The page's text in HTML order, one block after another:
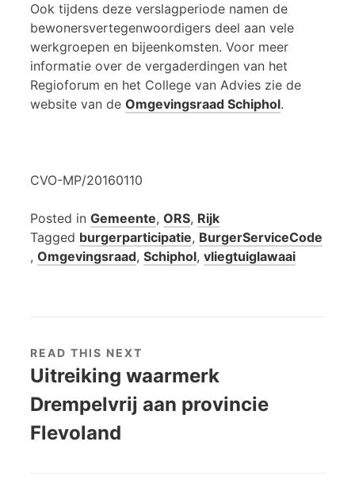
Ook tijdens deze verslagperiode namen de
bewonersvertegenwoordigers deel aan vele
werkgroepen en bijeenkomsten. Voor meer
informatie over de vergaderdingen van het
Regioforum en het College van Advies zie de
website van de Omgevingsraad Schiphol.
CVO-MP/20160110
Posted in Gemeente, ORS, Rijk
Tagged burgerparticipatie, BurgerServiceCode
, Omgevingsraad, Schiphol, vliegtuiglawaai
READ THIS NEXT
Uitreiking waarmerk
Drempelvrij aan provincie
Flevoland